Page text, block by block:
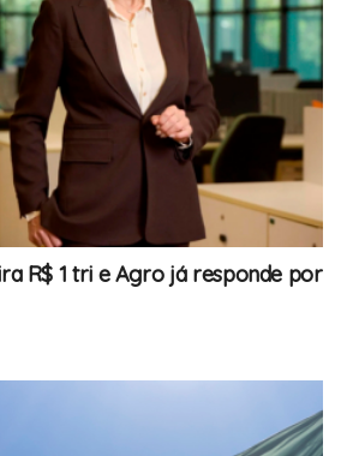
R$ 1 tri e Agro já responde por